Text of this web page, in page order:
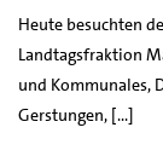
Heute besuchten
Landtagsfraktion
und Kommunales,
Gerstungen, […]